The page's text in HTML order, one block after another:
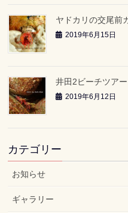
ヤドカリの交尾前
2019年6月15日
井田2ビーチツアー
2019年6月12日
カテゴリー
お知らせ
ギャラリー